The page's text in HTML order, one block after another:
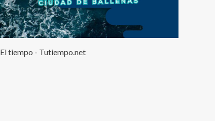
El tiempo - Tutiempo.net